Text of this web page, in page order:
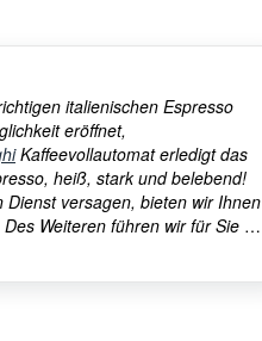
italienischen Espresso
eröffnet,
Kaffeevollautomat erledigt das
heiß, stark und belebend!
versagen, bieten wir Ihnen
Des Weiteren führen wir für Sie in